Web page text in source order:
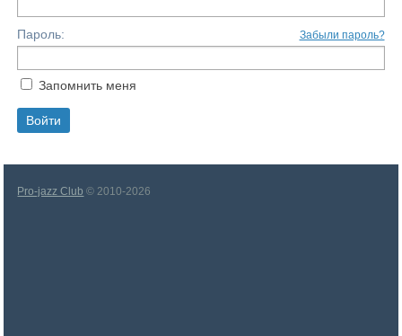
Пароль: Забыли пароль?
Запомнить меня
Pro-jazz Club © 2010-2026